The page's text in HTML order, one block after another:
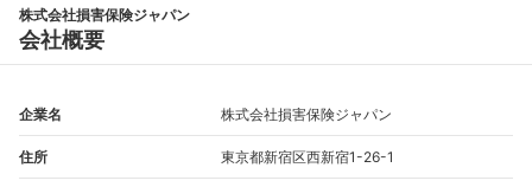
株式会社損害保険ジャパン
会社概要
企業名 株式会社損害保険ジャパン
住所 東京都新宿区西新宿1-26-1